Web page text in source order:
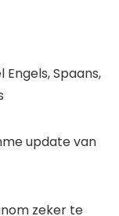
Spaans,
update van
zeker te